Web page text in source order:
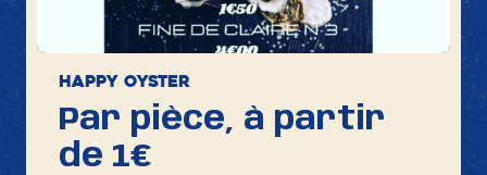
Happy oyster
Par pièce, à partir
de 1€